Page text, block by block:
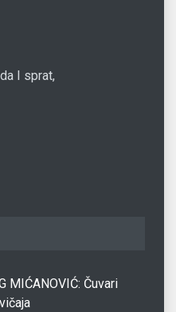
I sprat,
MIĆANOVIĆ: Čuvari